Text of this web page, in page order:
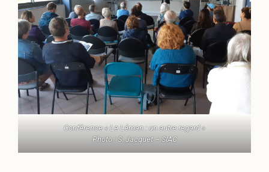
Conférence « Le Léman : un autre regard »
Photo : S. Jacquet – SIAC